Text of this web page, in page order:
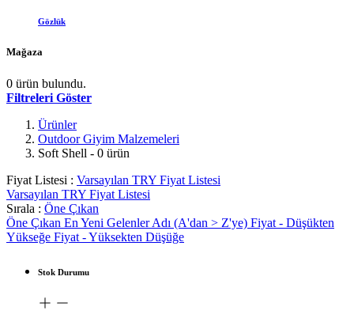
Gözlük
Mağaza
0 ürün bulundu.
Filtreleri Göster
Ürünler
Outdoor Giyim Malzemeleri
Soft Shell - 0 ürün
Fiyat Listesi : Varsayılan TRY Fiyat Listesi
Varsayılan TRY Fiyat Listesi
Sırala : Öne Çıkan
Öne Çıkan En Yeni Gelenler Adı (A'dan > Z'ye) Fiyat - Düşükten
Yükseğe Fiyat - Yüksekten Düşüğe
Stok Durumu